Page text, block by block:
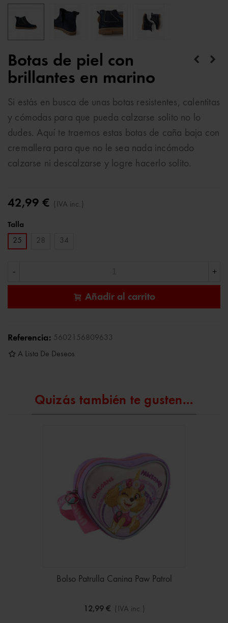
Botas de piel con
brillantes en marino
Si estás en busca de unas botas resistentes, calentitas
y cómodas para que pueda calzarse solito no lo
dudes. Aquí te traemos estas botas de caña baja con
cremallera para que no le sea nada incómodo
calzarse ni descalzarse y logre hacerlo solito.
42,99 € (IVA inc.)
Talla
25
28 34
- +
Añadir al carrito
Referencia: 5602156809633
A Lista De Deseos
Quizás también te gusten...
Bolso Patrulla Canina Paw Patrol
12,99 € (IVA inc.)